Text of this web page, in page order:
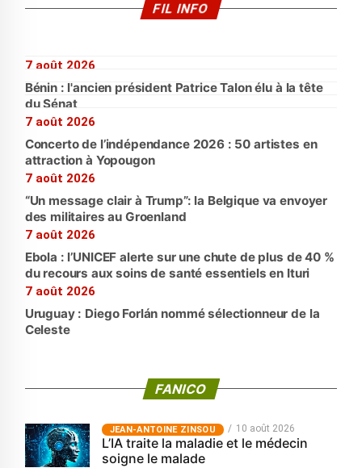
FIL INFO
7 août 2026
Bénin : l'ancien président Patrice Talon élu à la tête
du Sénat
7 août 2026
Concerto de l’indépendance 2026 : 50 artistes en
attraction à Yopougon
7 août 2026
“Un message clair à Trump”: la Belgique va envoyer
des militaires au Groenland
7 août 2026
Ebola : l’UNICEF alerte sur une chute de plus de 40 %
du recours aux soins de santé essentiels en Ituri
7 août 2026
Uruguay : Diego Forlán nommé sélectionneur de la
Celeste
FANICO
JEAN-ANTOINE ZINSOU 10 août 2026
L’IA traite la maladie et le médecin
soigne le malade